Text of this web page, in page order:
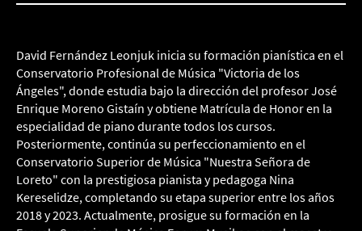
David Fernández Leonjuk inicia su formación pianística en el
Conservatorio Profesional de Música "Victoria de los
Ángeles", donde estudia bajo la dirección del profesor José
Enrique Moreno Gistaín y obtiene Matrícula de Honor en la
especialidad de piano durante todos los cursos.
Posteriormente, continúa su perfeccionamiento en el
Conservatorio Superior de Música "Nuestra Señora de
Loreto" con la prestigiosa pianista y pedagoga Nina
Kereselidze, completando su etapa superior entre los años
2018 y 2023. Actualmente, prosigue su formación en la